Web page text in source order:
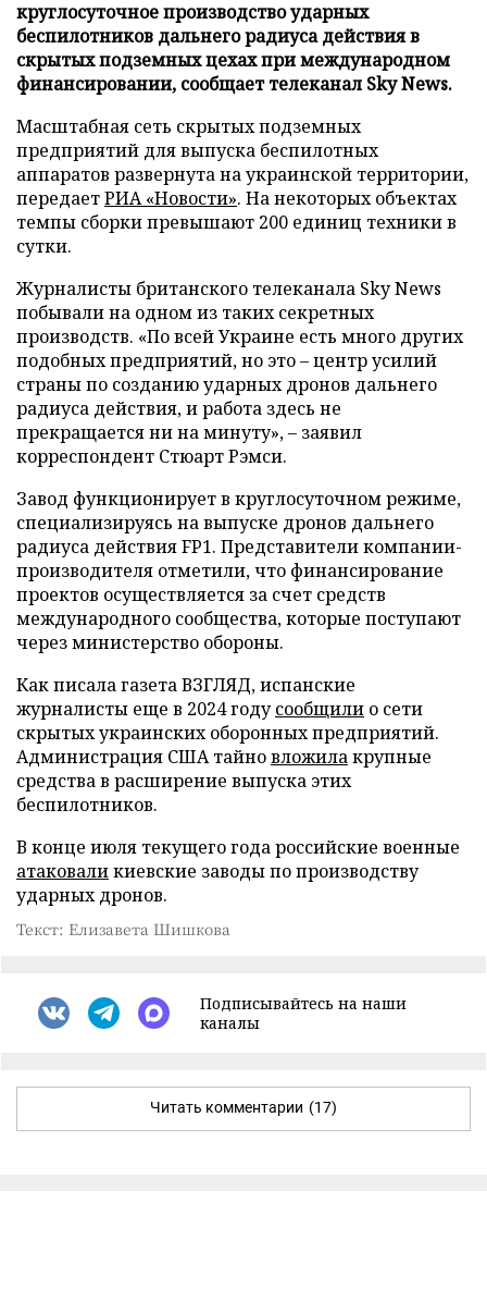
круглосуточное производство ударных
беспилотников дальнего радиуса действия в
скрытых подземных цехах при международном
финансировании, сообщает телеканал Sky News.
Масштабная сеть скрытых подземных
предприятий для выпуска беспилотных
аппаратов развернута на украинской территории,
передаетРИА «Новости». На некоторых объектах
темпы сборки превышают 200 единиц техники в
сутки.
Журналисты британского телеканала Sky News
побывали на одном из таких секретных
производств. «По всей Украине есть много других
подобных предприятий, но это – центр усилий
страны по созданию ударных дронов дальнего
радиуса действия, и работа здесь не
прекращается ни на минуту», – заявил
корреспондент Стюарт Рэмси.
Завод функционирует в круглосуточном режиме,
специализируясь на выпуске дронов дальнего
радиуса действия FP1. Представители компании-
производителя отметили, что финансирование
проектов осуществляется за счет средств
международного сообщества, которые поступают
через министерство обороны.
Как писала газета ВЗГЛЯД, испанские
журналисты еще в 2024 годусообщили о сети
скрытых украинских оборонных предприятий.
Администрация США тайновложилакрупные
средства в расширение выпуска этих
беспилотников.
В конце июля текущего года российские военные
атаковаликиевские заводы по производству
ударных дронов.
Текст: Елизавета Шишкова
Подписывайтесь на наши
каналы
Читать комментарии (17)